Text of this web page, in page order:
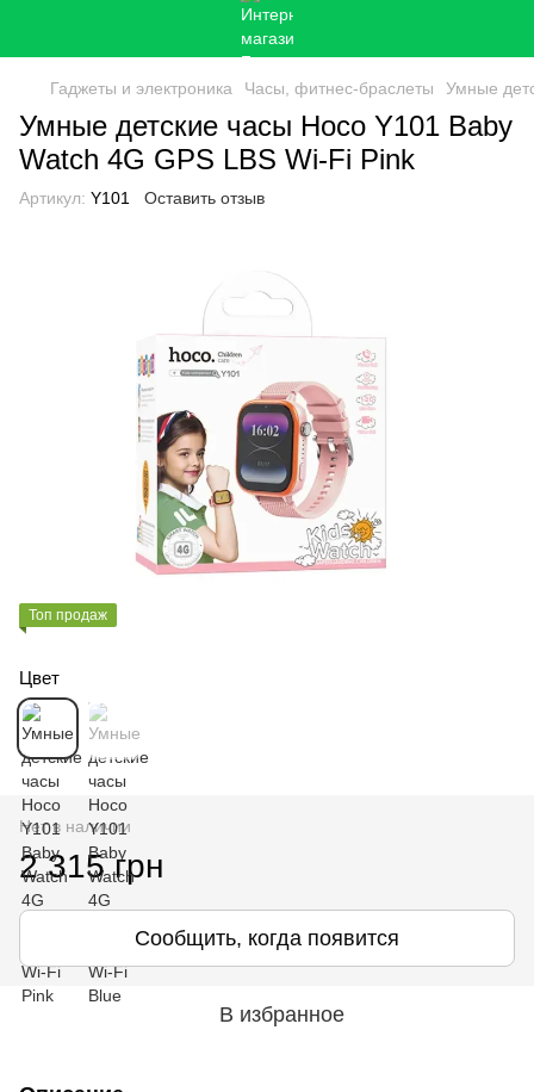
Гаджеты и электроника Часы, фитнес-браслеты Умные
Умные детские часы Hoco Y101 Baby
Watch 4G GPS LBS Wi-Fi Pink
Артикул: Y101 Оставить отзыв
Топ продаж
Цвет
Нет в наличии
2 315 грн
Сообщить, когда появится
В избранное